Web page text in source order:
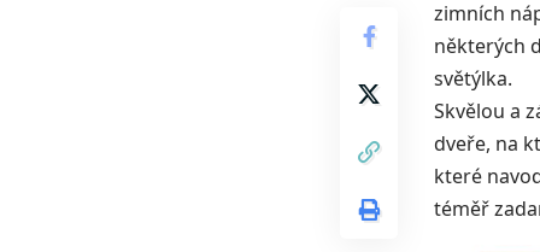
zimních
některých
světýlka.
Skvělou a
dveře, na
které
téměř